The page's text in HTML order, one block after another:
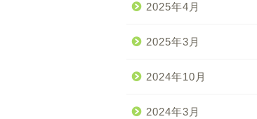
2025年4月
2025年3月
2024年10月
2024年3月